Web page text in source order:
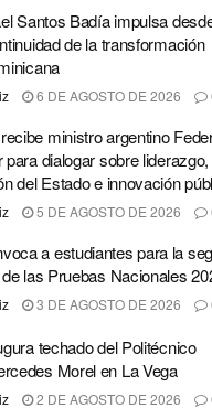
Santos Badía impulsa
de la transformación
6 DE AGOSTO DE 2026
ministro argentino
dialogar sobre liderazgo,
del Estado e innovación
5 DE AGOSTO DE 2026
a estudiantes para la
las Pruebas Nacionales
3 DE AGOSTO DE 2026
techado del Politécnico
Morel en La Vega
2 DE AGOSTO DE 2026